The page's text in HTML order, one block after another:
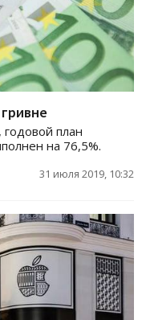
план
на 76,5%.
31 июля 2019, 10:32